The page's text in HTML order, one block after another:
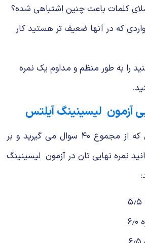
کلمات باعث چنین اشتباهی شده؟
که در آنها ضعیف تر هستید کار
کنید را به طور منظم و مداوم یک نمره
آزمون لیسینینگ آیلتس
با شمارش امتیازهایی که از مجموع ۴۰ سوال می گیرید و بر
نمره نهایی تان در آزمون لیسینینگ